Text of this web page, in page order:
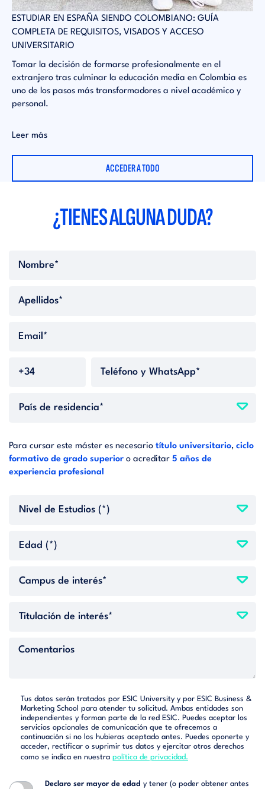
ESTUDIAR EN ESPAÑA SIENDO COLOMBIANO: GUÍA
COMPLETA DE REQUISITOS, VISADOS Y ACCESO
UNIVERSITARIO
Tomar la decisión de formarse profesionalmente en el
extranjero tras culminar la educación media en Colombia es
uno de los pasos más transformadores a nivel académico y
personal.
Leer más
ACCEDER A TODO
¿TIENES ALGUNA DUDA?
Para cursar este máster es necesario título universitario, ciclo
formativo de grado superior o acreditar 5 años de
experiencia profesional
Tus datos serán tratados por ESIC University y por ESIC Business &
Marketing School para atender tu solicitud. Ambas entidades son
independientes y forman parte de la red ESIC. Puedes aceptar los
servicios opcionales de comunicación que te ofrecemos a
continuación si no los hubieras aceptado antes. Puedes oponerte y
acceder, rectificar o suprimir tus datos y ejercitar otros derechos
como se indica en nuestra política de privacidad.
Declaro ser mayor de edad y tener (o poder obtener antes